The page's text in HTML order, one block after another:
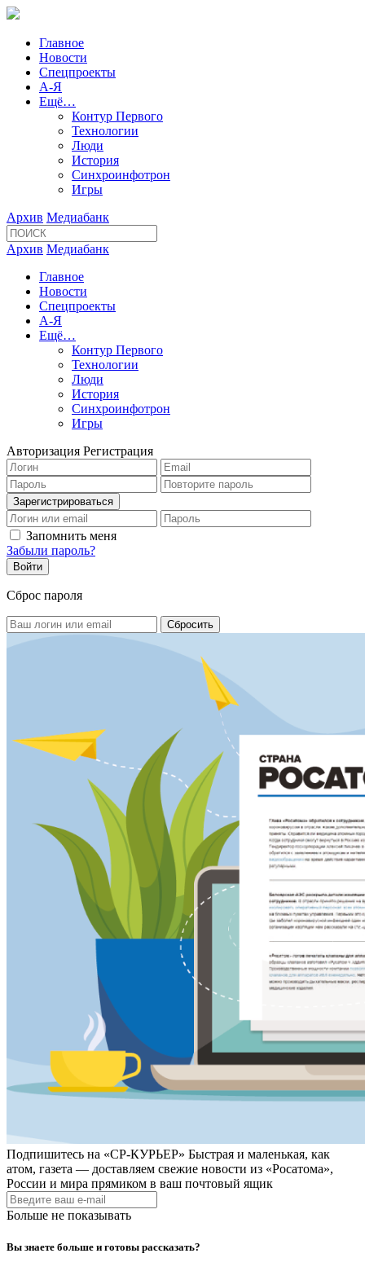
Главное
Новости
Спецпроекты
А-Я
Ещё…
Контур Первого
Технологии
Люди
История
Синхроинфотрон
Игры
Архив Медиабанк
Архив Медиабанк
Главное
Новости
Спецпроекты
А-Я
Ещё…
Контур Первого
Технологии
Люди
История
Синхроинфотрон
Игры
Авторизация Регистрация
Запомнить меня
Забыли пароль?
Сброс пароля
Подпишитесь на «СР-КУРЬЕР» Быстрая и маленькая, как
атом, газета — доставляем свежие новости из «Росатома»,
России и мира прямиком в ваш почтовый ящик
Больше не показывать
Вы знаете больше и готовы рассказать?